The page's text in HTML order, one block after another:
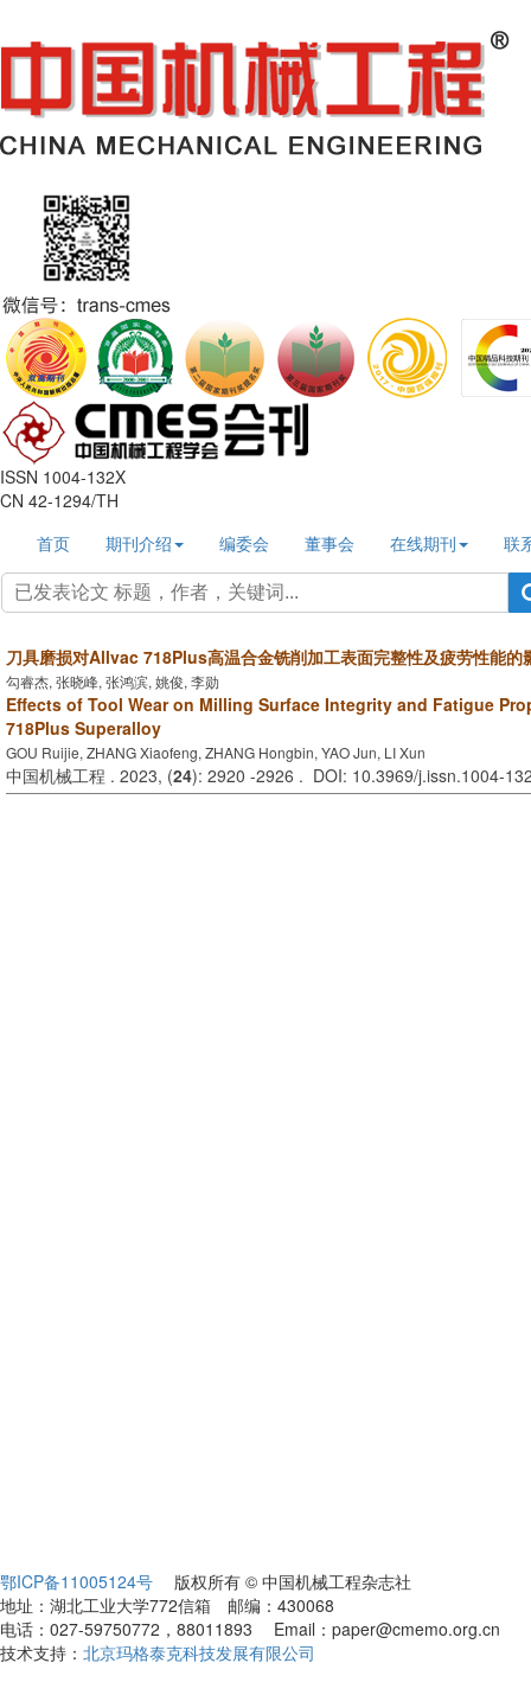
ISSN 1004-132X
CN 42-1294/TH
首页
期刊介绍 编委会 董事会 在线期刊 联
刀具磨损对Allvac 718Plus高温合金铣削加工表面完整性及疲劳性能的
勾睿杰, 张晓峰, 张鸿滨, 姚俊, 李勋
Effects of Tool Wear on Milling Surface Integrity and Fatigue
718Plus Superalloy
GOU Ruijie, ZHANG Xiaofeng, ZHANG Hongbin, YAO Jun, LI Xun
中国机械工程 . 2023, (24): 2920 -2926 . DOI: 10.3969/j.issn.1004-
鄂ICP备11005124号 版权所有 © 中国机械工程杂志社
地址：湖北工业大学772信箱 邮编：430068
电话：027-59750772，88011893 Email：paper@cmemo.org.cn
技术支持： 北京玛格泰克科技发展有限公司